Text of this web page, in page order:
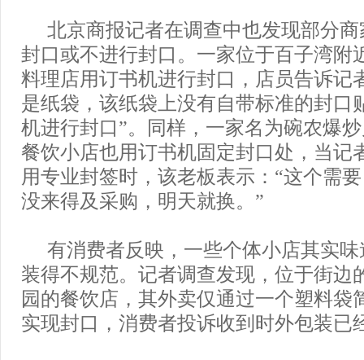
北京商报记者在调查中也发现部分
封口或不进行封口。一家位于百子湾附
料理店用订书机进行封口，店员告诉记
是纸袋，该纸袋上没有自带标准的封口
机进行封口”。同样，一家名为碗农爆
餐饮小店也用订书机固定封口处，当记
用专业封签时，该老板表示：“这个需
没来得及采购，明天就换。”
有消费者反映，一些个体小店其实
装得不规范。记者调查发现，位于街边
园的餐饮店，其外卖仅通过一个塑料袋
实现封口，消费者投诉收到时外包装已